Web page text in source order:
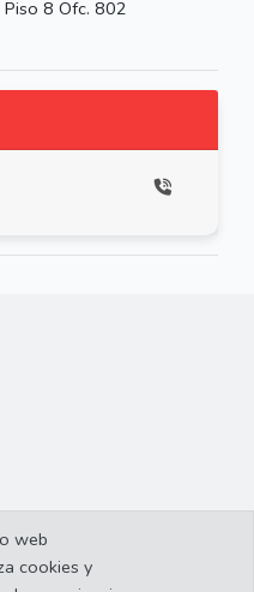
Piso 8 Ofc. 802
web
cookies y